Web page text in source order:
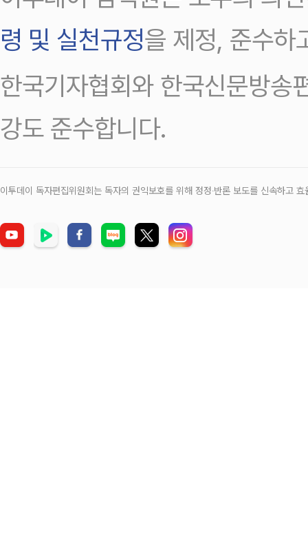
령 및 실천규정을 제정, 준수하
한국기자협회와 한국신문방송
강도 준수합니다.
이투데이 독자편집위원회는 독자의 권익보호를 위해 정정‧반론 보도를 신속하고